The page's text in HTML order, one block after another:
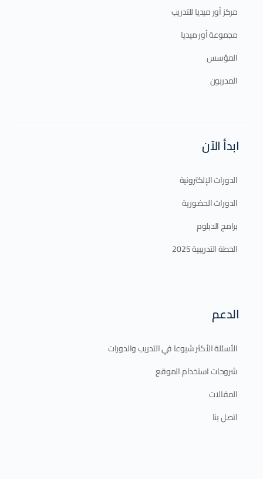
مركز أور ميديا للتدريب
مجموعة أور ميديا
المؤسس
المدربون
ابدأ الآن
الدورات الإلكترونية
الدورات الحضورية
برامج الدبلوم
الخطة التدريبية 2025
الدعم
الأسئلة الأكثر شيوعا في التدريب والدورات
شروحات استخدام الموقع
المقالات
اتصل بنا